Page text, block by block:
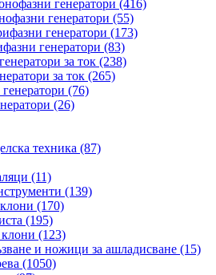
генератори (416)
генератори (55)
генератори (173)
генератори (83)
за ток (238)
за ток (265)
(76)
(26)
техника (87)
(11)
(139)
(170)
(195)
клони (123)
и ножици за ашладисване (15)
(1050)